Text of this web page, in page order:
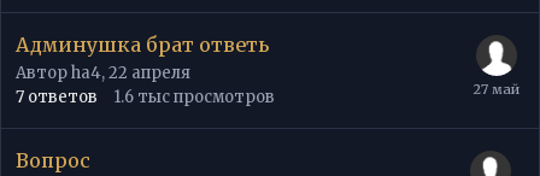
Админушка брат ответь
Авторha4,22 апреля
7 ответов 1.6 тыспросмотров
Вопрос